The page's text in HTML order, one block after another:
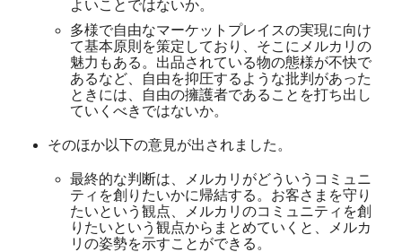
よいことではないか。
多様で自由なマーケットプレイスの実現に向け
て基本原則を策定しており、そこにメルカリの
魅力もある。出品されている物の態様が不快で
あるなど、自由を抑圧するような批判があった
ときには、自由の擁護者であることを打ち出し
ていくべきではないか。
そのほか以下の意見が出されました。
最終的な判断は、メルカリがどういうコミュニ
ティを創りたいかに帰結する。お客さまを守り
たいという観点、メルカリのコミュニティを創
りたいという観点からまとめていくと、メルカ
リの姿勢を示すことができる。